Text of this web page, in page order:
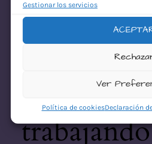
Gestionar los servicios
Ver
Política de cookiesDeclaración
desastre!